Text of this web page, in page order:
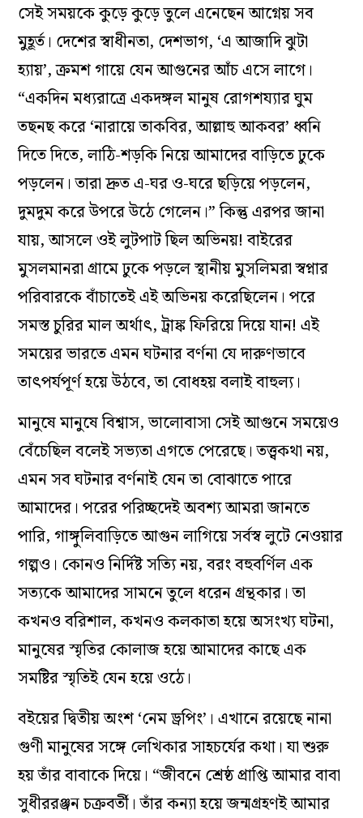
সেই সময়কে কুড়ে কুড়ে তুলে এনেছেন আগ্নেয় সব
মুহূর্ত। দেশের স্বাধীনতা, দেশভাগ, ‘এ আজাদি ঝুটা
হ্যায়’, ক্রমশ গায়ে যেন আগুনের আঁচ এসে লাগে।
“একদিন মধ্যরাত্রে একদঙ্গল মানুষ রোগশয্যার ঘুম
তছনছ করে ‘নারায়ে তাকবির, আল্লাহু আকবর’ ধ্বনি
দিতে দিতে, লাঠি-শড়কি নিয়ে আমাদের বাড়িতে ঢুকে
পড়লেন। তারা দ্রুত এ-ঘর ও-ঘরে ছড়িয়ে পড়লেন,
দুমদুম করে উপরে উঠে গেলেন।” কিন্তু এরপর জানা
যায়, আসলে ওই লুটপাট ছিল অভিনয়! বাইরের
মুসলমানরা গ্রামে ঢুকে পড়লে স্থানীয় মুসলিমরা স্বপ্নার
পরিবারকে বাঁচাতেই এই অভিনয় করেছিলেন। পরে
সমস্ত চুরির মাল অর্থাৎ, ট্রাঙ্ক ফিরিয়ে দিয়ে যান! এই
সময়ের ভারতে এমন ঘটনার বর্ণনা যে দারুণভাবে
তাৎপর্যপূর্ণ হয়ে উঠবে, তা বোধহয় বলাই বাহুল্য।
মানুষে মানুষে বিশ্বাস, ভালোবাসা সেই আগুনে সময়েও
বেঁচেছিল বলেই সভ্যতা এগতে পেরেছে। তত্ত্বকথা নয়,
এমন সব ঘটনার বর্ণনাই যেন তা বোঝাতে পারে
আমাদের। পরের পরিচ্ছদেই অবশ্য আমরা জানতে
পারি, গাঙ্গুলিবাড়িতে আগুন লাগিয়ে সর্বস্ব লুটে নেওয়ার
গল্পও। কোনও নির্দিষ্ট সত্যি নয়, বরং বহুবর্ণিল এক
সত্যকে আমাদের সামনে তুলে ধরেন গ্রন্থকার। তা
কখনও বরিশাল, কখনও কলকাতা হয়ে অসংখ্য ঘটনা,
মানুষের স্মৃতির কোলাজ হয়ে আমাদের কাছে এক
সমষ্টির স্মৃতিই যেন হয়ে ওঠে।
বইয়ের দ্বিতীয় অংশ ‘নেম ড্রপিং’। এখানে রয়েছে নানা
গুণী মানুষের সঙ্গে লেখিকার সাহচর্যের কথা। যা শুরু
হয় তাঁর বাবাকে দিয়ে। “জীবনে শ্রেষ্ঠ প্রাপ্তি আমার বাবা
সুধীররঞ্জন চক্রবর্তী। তাঁর কন্যা হয়ে জন্মগ্রহণই আমার